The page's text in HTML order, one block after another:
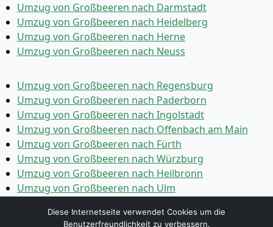
Umzug von Großbeeren nach Darmstadt
Umzug von Großbeeren nach Heidelberg
Umzug von Großbeeren nach Herne
Umzug von Großbeeren nach Neuss
Umzug von Großbeeren nach Regensburg
Umzug von Großbeeren nach Paderborn
Umzug von Großbeeren nach Ingolstadt
Umzug von Großbeeren nach Offenbach am Main
Umzug von Großbeeren nach Fürth
Umzug von Großbeeren nach Würzburg
Umzug von Großbeeren nach Heilbronn
Umzug von Großbeeren nach Ulm
Umzug von Großbeeren nach Wolfsburg
Diese Internetseite verwendet Cookies um die
Benutzerfreundlichkeit zu verbessern.